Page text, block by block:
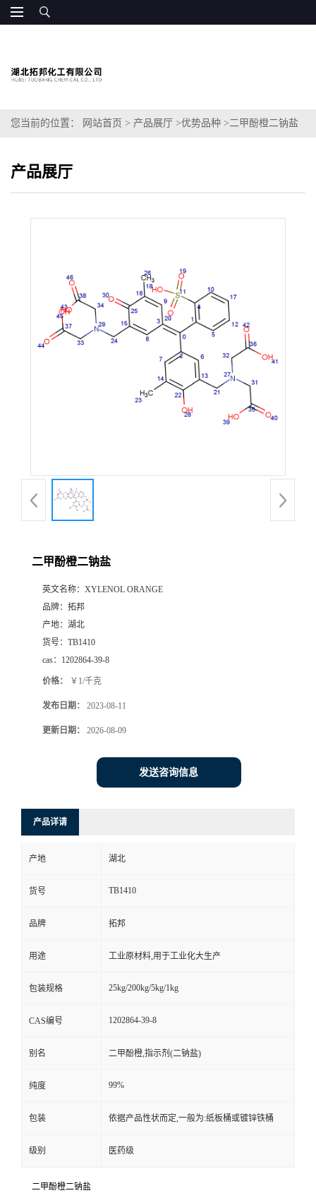
您当前的位置： 网站首页 > 产品展厅 >优势品种 >二甲酚橙二钠盐
产品展厅
二甲酚橙二钠盐
英文名称： XYLENOL ORANGE
品牌： 拓邦
产地： 湖北
货号： TB1410
cas： 1202864-39-8
价格： ￥1/千克
发布日期： 2023-08-11
更新日期： 2026-08-09
发送咨询信息
产品详请
产地 湖北
货号 TB1410
品牌 拓邦
用途 工业原材料,用于工业化大生产
包装规格 25kg/200kg/5kg/1kg
CAS编号 1202864-39-8
别名 二甲酚橙,指示剂(二钠盐)
纯度 99%
包装 依据产品性状而定,一般为:纸板桶或镀锌铁桶
级别 医药级
二甲酚橙二钠盐